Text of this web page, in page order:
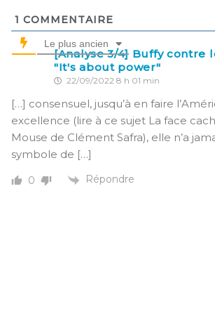
1 COMMENTAIRE
Le plus ancien
[Analyse 3/4] Buffy contre
"It's about power"
22/09/2022 8 h 01 min
[…] consensuel, jusqu’à en faire
excellence (lire à ce sujet La face
Mouse de Clément Safra), elle n’a
symbole de […]
0 Répondre